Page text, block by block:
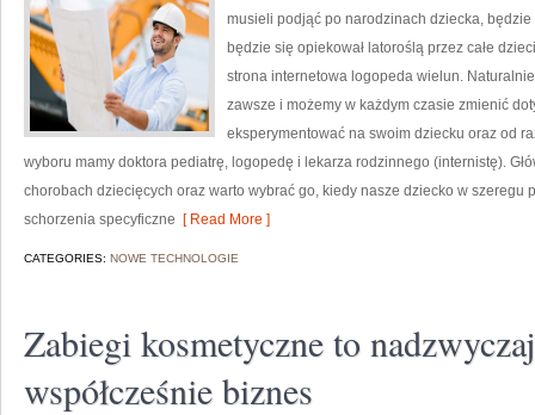
musieli podjąć po narodzinach dziecka,
będzie się opiekował latoroślą przez całe
strona internetowa logopeda wielun.
zawsze i możemy w każdym czasie zmienić
eksperymentować na swoim dziecku oraz od
wyboru mamy doktora pediatrę, logopedę i lekarza rodzinnego (internistę).
chorobach dziecięcych oraz warto wybrać go, kiedy nasze dziecko w szeregu
schorzenia specyficzne [ Read More ]
CATEGORIES: NOWE TECHNOLOGIE
Zabiegi kosmetyczne to
współcześnie biznes